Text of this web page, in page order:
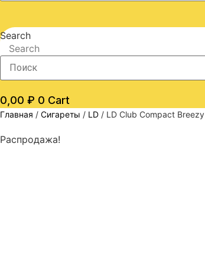
Search
Search
0,00 ₽ 0 Cart
Главная / Сигареты / LD / LD Club Compact Breezy
Распродажа!